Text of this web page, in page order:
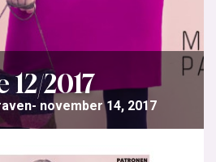
2017
november 14, 2017